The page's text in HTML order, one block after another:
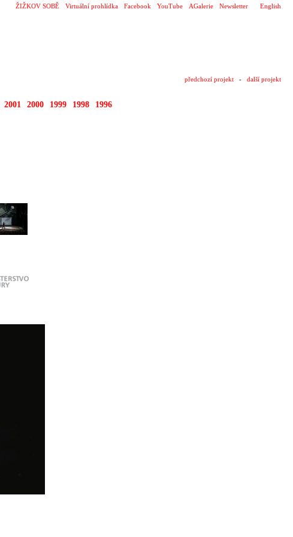
English
ŽIŽKOV SOBĚ Virtuální prohlídka Facebook YouTube AGalerie Newsletter
předchozí projekt - další projekt
2001 2000 1999 1998 1996